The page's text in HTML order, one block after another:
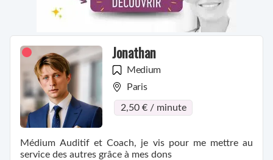
Jonathan
Medium
Paris
2,50 € / minute
Médium Auditif et Coach, je vis pour me mettre au
service des autres grâce à mes dons